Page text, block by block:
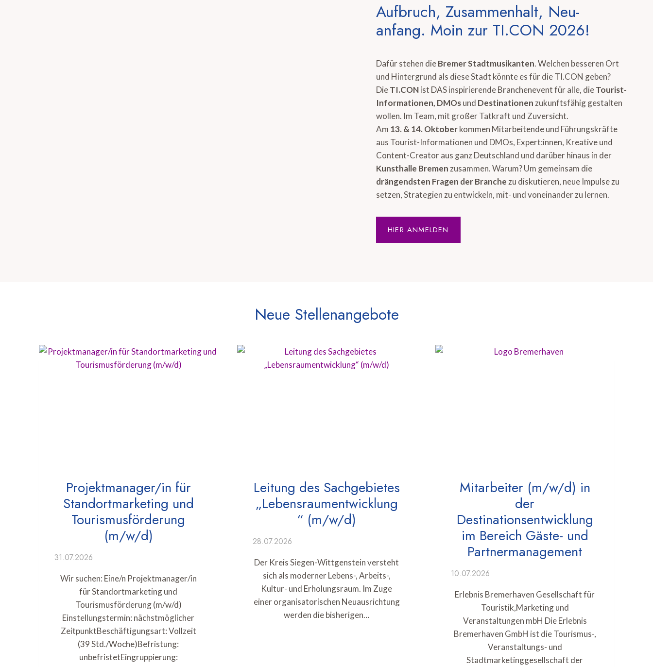
Aufbruch, Zusammenhalt, Neu-
anfang. Moin zur TI.CON 2026!
Dafür stehen dieBremer Stadtmusikanten. Welchen besseren Ort
und Hintergrund als diese Stadt könnte es für die TI.CON geben?
DieTI.CONist DAS inspirierende Branchenevent für alle, dieTourist-
Informationen, DMOsund Destinationen zukunftsfähig gestalten
wollen. Im Team, mit großer Tatkraft und Zuversicht.
Am 13. & 14. Oktoberkommen Mitarbeitende und Führungskräfte
aus Tourist-Informationen und DMOs, Expert:innen, Kreative und
Content-Creator aus ganz Deutschland und darüber hinaus in der
Kunsthalle Bremen zusammen. Warum? Um gemeinsam die
drängendsten Fragen der Branche zu diskutieren, neue Impulse zu
setzen, Strategien zu entwickeln, mit- und voneinander zu lernen.
HIER ANMELDEN
Neue Stellenangebote
Projektmanager/in für
Standortmarketing und
Tourismusförderung
(m/w/d)
31.07.2026
Wir suchen: Eine/n Projektmanager/in
für Standortmarketing und
Tourismusförderung (m/w/d)
Einstellungstermin: nächstmöglicher
ZeitpunktBeschäftigungsart: Vollzeit
(39 Std./Woche)Befristung:
unbefristetEingruppierung:
Leitung des Sachgebietes
„Lebensraumentwicklung
“ (m/w/d)
28.07.2026
Der Kreis Siegen-Wittgenstein versteht
sich als moderner Lebens-, Arbeits-,
Kultur- und Erholungsraum. Im Zuge
einer organisatorischen Neuausrichtung
werden die bisherigen…
Mitarbeiter (m/w/d) in
der
Destinationsentwicklung
im Bereich Gäste- und
Partnermanagement
10.07.2026
Erlebnis Bremerhaven Gesellschaft für
Touristik,Marketing und
Veranstaltungen mbH Die Erlebnis
Bremerhaven GmbH ist die Tourismus-,
Veranstaltungs- und
Stadtmarketinggesellschaft der